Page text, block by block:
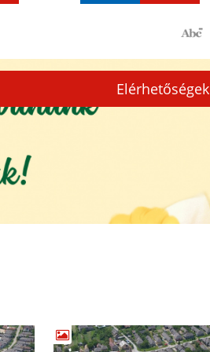
Elérhetőségek